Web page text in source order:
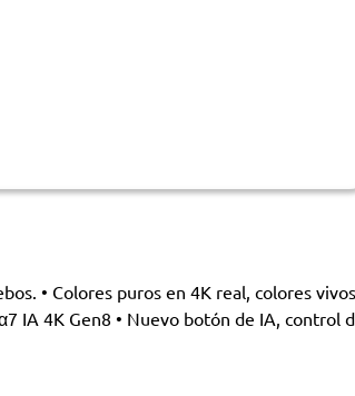
• Colores puros en 4K real, colores
IA 4K Gen8 • Nuevo botón de IA,